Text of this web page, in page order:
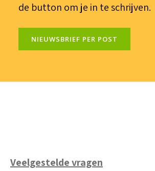
de button om je in te schrijven.
NIEUWSBRIEF PER POST
Veelgestelde vragen